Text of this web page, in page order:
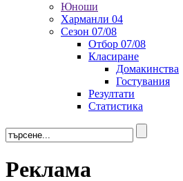
Юноши
Харманли 04
Сезон 07/08
Отбор 07/08
Класиране
Домакинства
Гостувания
Резултати
Статистика
Реклама